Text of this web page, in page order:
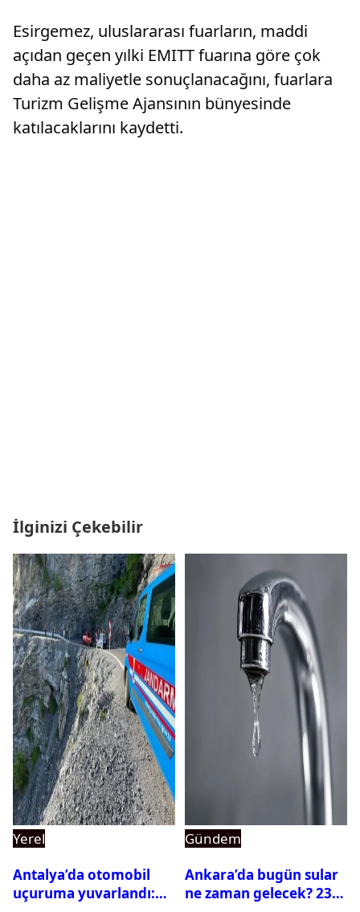
Esirgemez, uluslararası fuarların, maddi
açıdan geçen yılki EMITT fuarına göre çok
daha az maliyetle sonuçlanacağını, fuarlara
Turizm Gelişme Ajansının bünyesinde
katılacaklarını kaydetti.
İlginizi Çekebilir
Yerel
Antalya’da otomobil
uçuruma yuvarlandı:
Gündem
Ankara’da bugün sular
ne zaman gelecek? 23